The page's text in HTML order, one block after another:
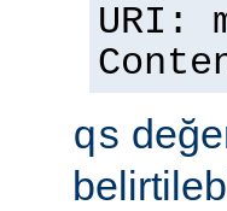
URI:
qs